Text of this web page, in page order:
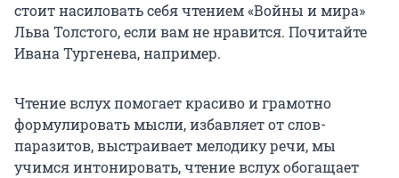
стоит насиловать себя чтением «Войны и мира»
Льва Толстого, если вам не нравится. Почитайте
Ивана Тургенева, например.
Чтение вслух помогает красиво и грамотно
формулировать мысли, избавляет от слов-
паразитов, выстраивает мелодику речи, мы
учимся интонировать, чтение вслух обогащает